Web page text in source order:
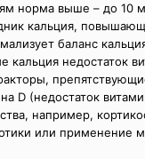
норма выше – до 10
кальция,
баланс
кальция недостаток
D (недостаток
например,
или применение